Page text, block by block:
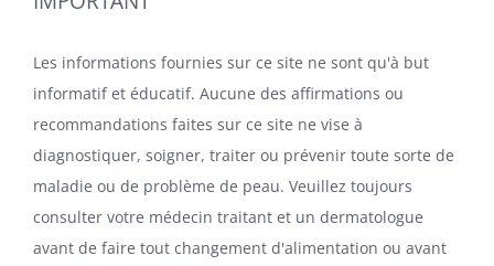
Les informations fournies sur ce site ne sont qu'à but
informatif et éducatif. Aucune des affirmations ou
recommandations faites sur ce site ne vise à
diagnostiquer, soigner, traiter ou prévenir toute sorte de
maladie ou de problème de peau. Veuillez toujours
consulter votre médecin traitant et un dermatologue
avant de faire tout changement d'alimentation ou avant